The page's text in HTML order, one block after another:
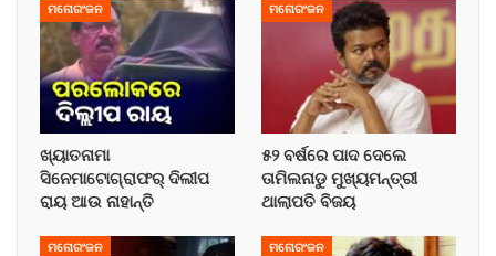
ମନୋରଂଜନ
ଖ୍ୟାତନାମା
ସିନେମାଟୋଗ୍ରାଫର୍ ଦିଲୀପ
ରାୟ ଆଉ ନାହାନ୍ତି
ମନୋରଂଜନ
୫୨ ବର୍ଷରେ ପାଦ ଦେଲେ
ତାମିଲନାଡୁ ମୁଖ୍ୟମନ୍ତ୍ରୀ
ଥାଲାପତି ବିଜୟ
ମନୋରଂଜନ ମନୋରଂଜନ